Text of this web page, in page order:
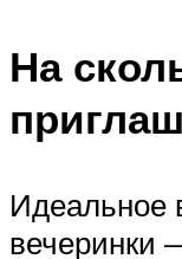
На
Идеальное
вечеринки